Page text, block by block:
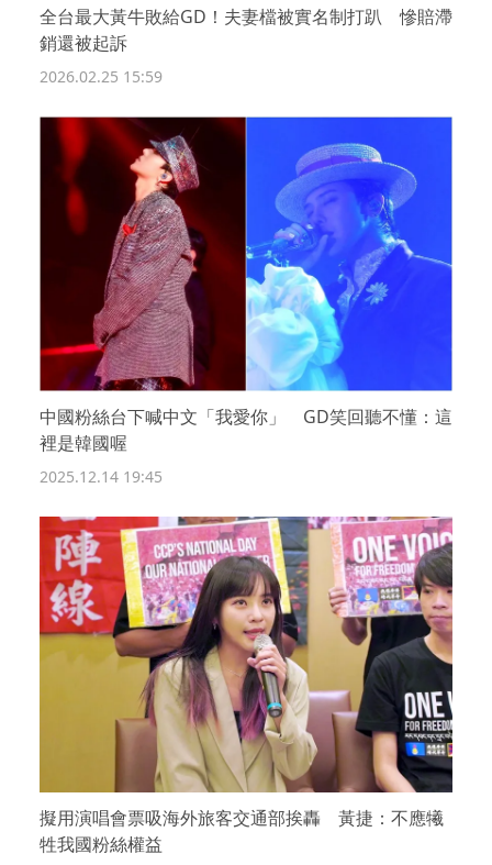
全台最大黃牛敗給GD！夫妻檔被實名制打趴 慘賠滯
銷還被起訴
2026.02.25 15:59
中國粉絲台下喊中文「我愛你」 GD笑回聽不懂：這
裡是韓國喔
2025.12.14 19:45
擬用演唱會票吸海外旅客交通部挨轟 黃捷：不應犧
牲我國粉絲權益